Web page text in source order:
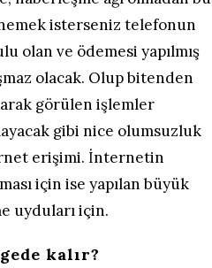
isterseniz telefonun
olan ve ödemesi yapılmış
olacak. Olup bitenden
görülen işlemler
gibi nice olumsuzluk
erişimi. İnternetin
için ise yapılan büyük
uyduları için.
kalır?